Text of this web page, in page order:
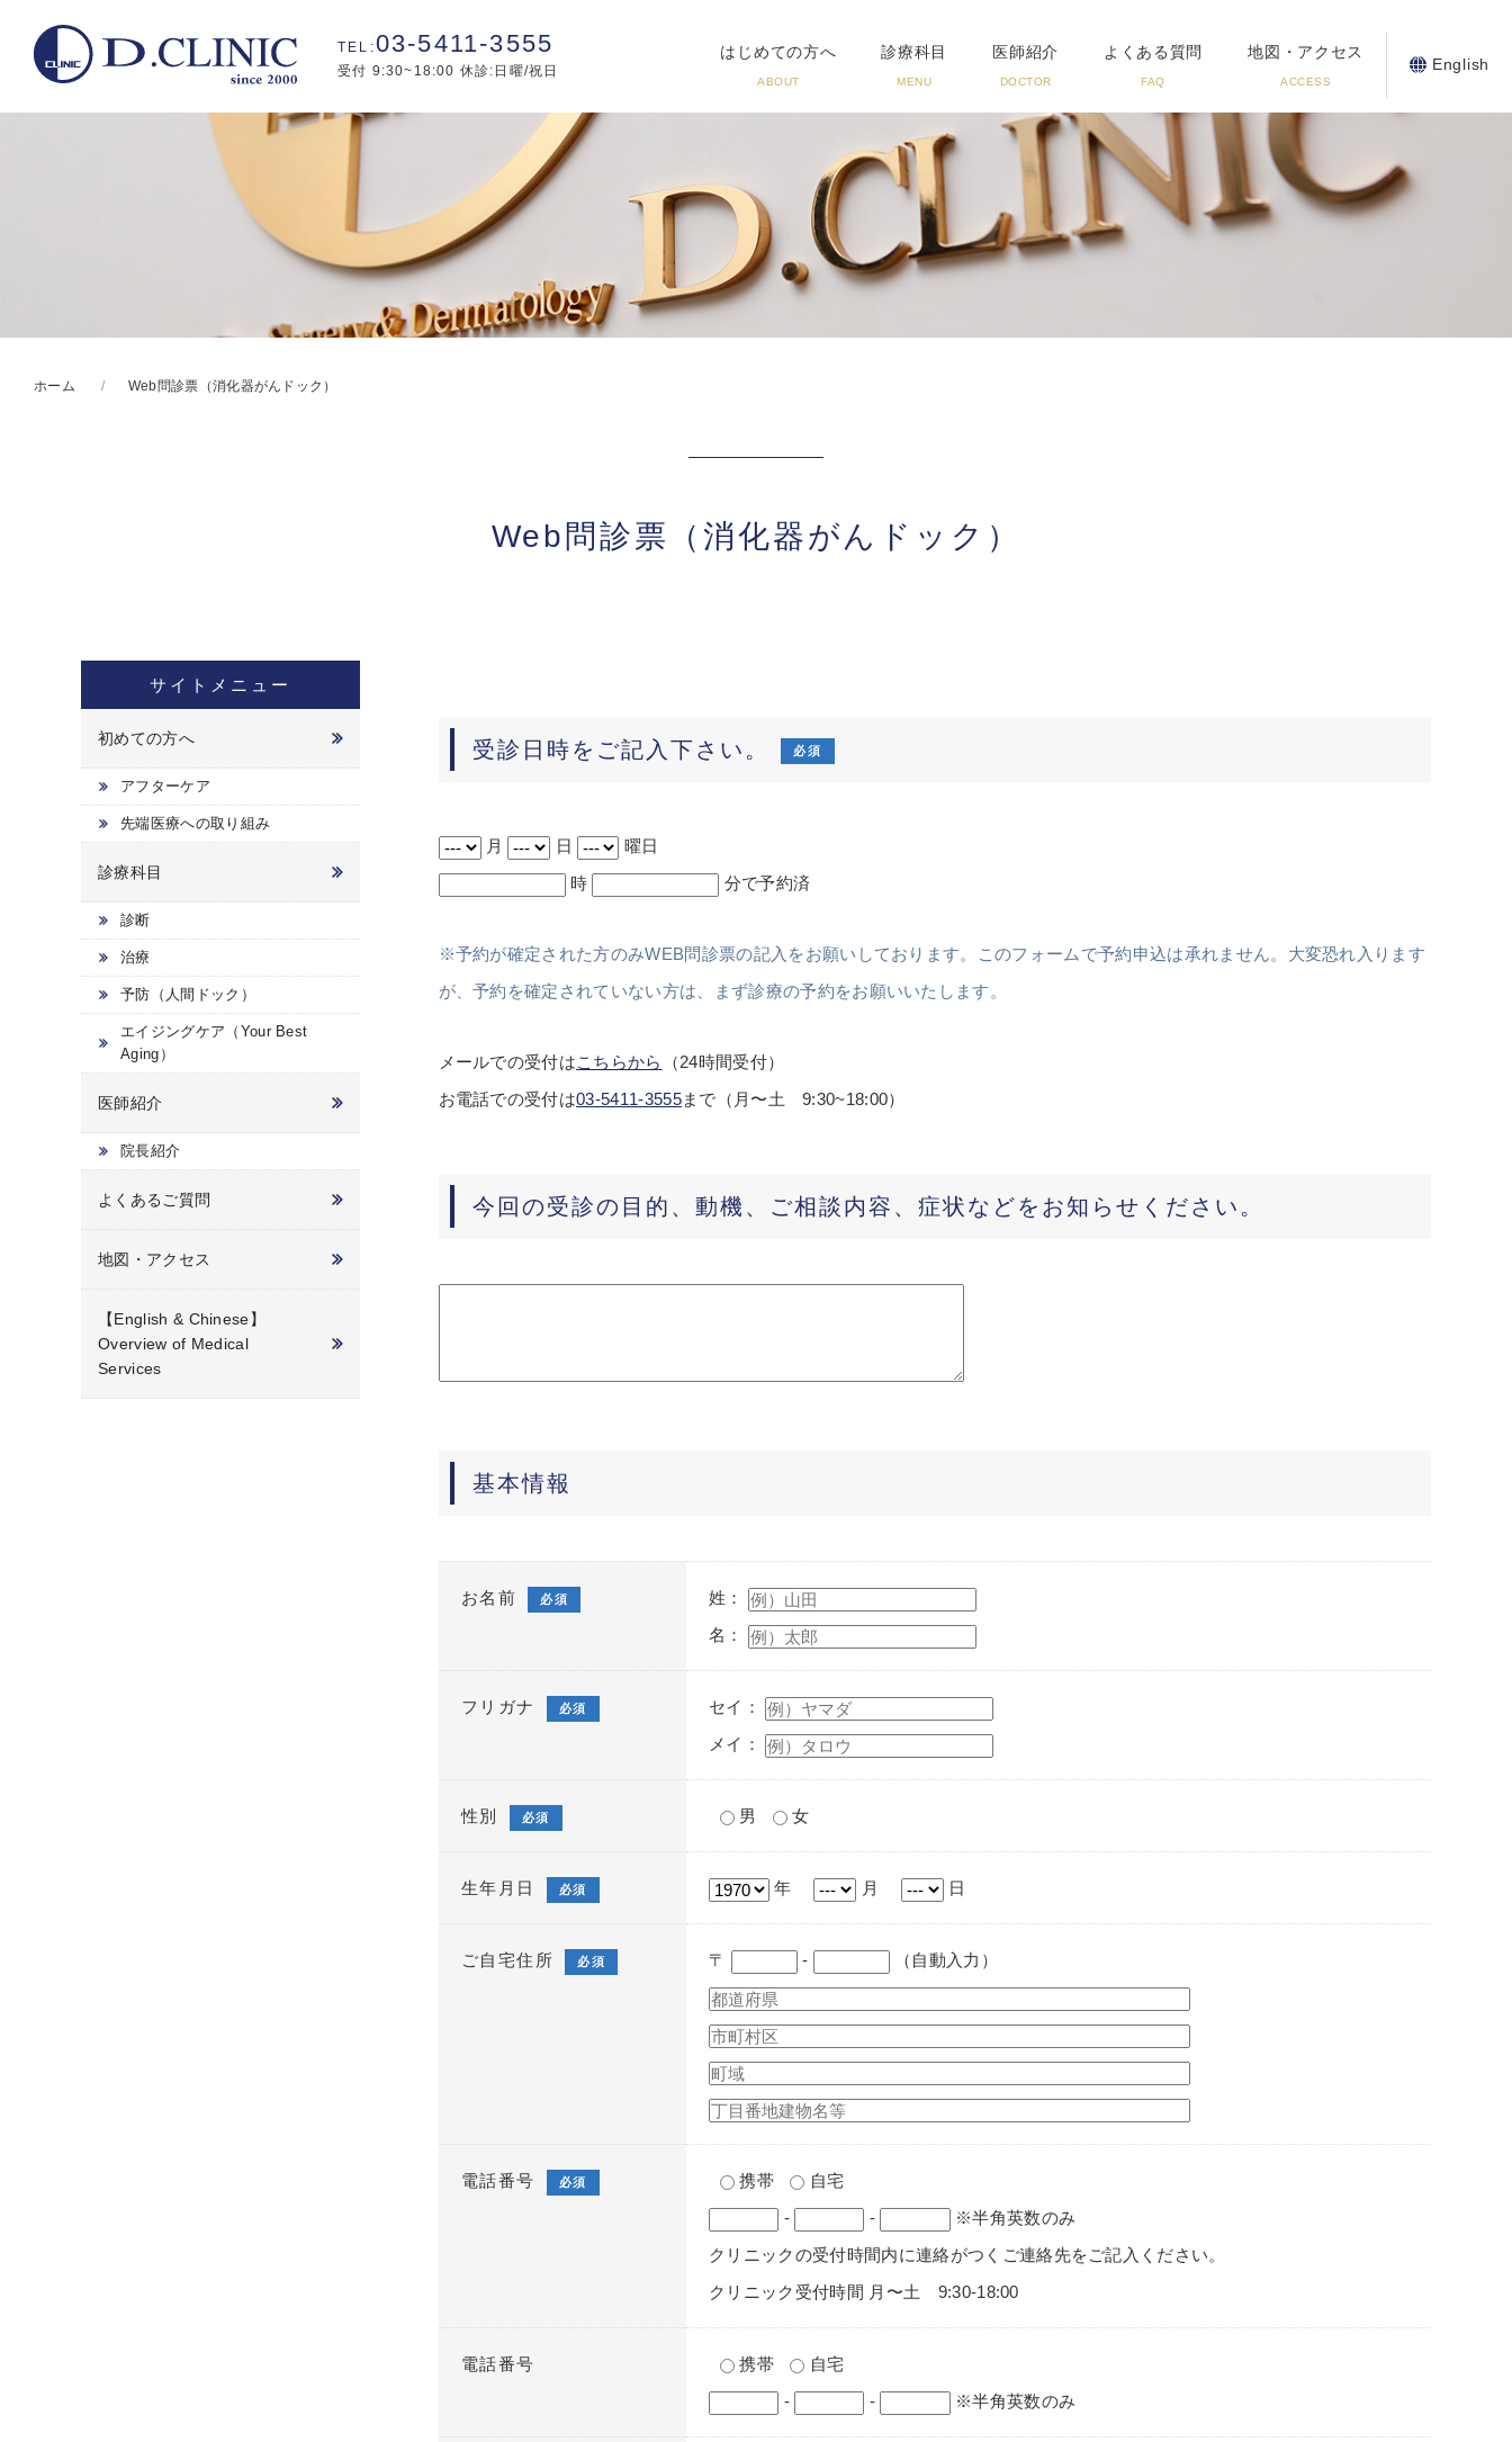
03-5411-3555
受付 9:30~18:00 休診:日曜/祝日
はじめての方へ
ABOUT
診療科目
MENU
医師紹介
DOCTOR
よくある質問
FAQ
地図・アクセス
ACCESS
English
ホーム Web問診票（消化器がんドック）
Web問診票（消化器がんドック）
受診日時をご記入下さい。 必須
月 日
曜日
時
分で予約済
※予約が確定された方のみWEB問診票の記入をお願いしております。このフォームで予約申込は承れません。大変恐れ入ります
が、予約を確定されていない方は、まず診療の予約をお願いいたします。
メールでの受付はこちらから
（24時間受付）
お電話での受付は03-5411-3555まで（月〜土 9:30~18:00）
今回の受診の目的、動機、ご相談内容、症状などをお知らせください。
基本情報
お名前 必須
姓：
名：
フリガナ 必須
セイ：
メイ：
性別 必須 男 女
生年月日 必須 年 月 日
ご自宅住所 必須 〒 - （自動入力）
電話番号 必須 携帯
自宅
-
-
※半角英数のみ
クリニックの受付時間内に連絡がつくご連絡先をご記入ください。
クリニック受付時間 月〜土 9:30-18:00
電話番号 携帯
自宅
-
- ※半角英数のみ
サイトメニュー
初めての方へ
アフターケア
先端医療への取り組み
診療科目
診断
治療
予防（人間ドック）
エイジングケア（Your Best
Aging）
医師紹介
院長紹介
よくあるご質問
地図・アクセス
【English & Chinese】
Overview of Medical
Services